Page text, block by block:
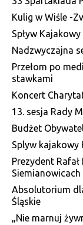
Kulig w Wiśle -
Spływ
Nadzwyczajna
Przełom po
stawkami
Koncert
13. sesja Rady
Budżet
Splyw kajakowy
Prezydent
Siemianowicach
Absolutorium
Śląskie
„Nie marnuj